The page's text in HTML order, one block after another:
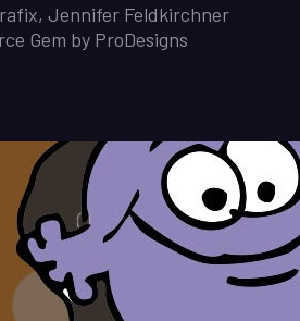
Jennifer Feldkirchner
Gem by ProDesigns